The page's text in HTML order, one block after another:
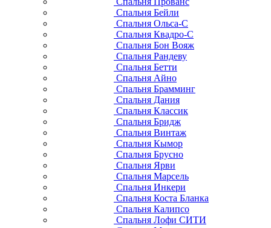
Спальня Бейли
Спальня Ольса-С
Спальня Квадро-С
Спальня Бон Вояж
Спальня Рандеву
Спальня Бетти
Спальня Айно
Спальня Брамминг
Спальня Дания
Спальня Классик
Спальня Бридж
Спальня Винтаж
Спальня Кымор
Спальня Брусно
Спальня Ярви
Спальня Марсель
Спальня Инкери
Спальня Коста Бланка
Спальня Калипсо
Спальня Лофи СИТИ